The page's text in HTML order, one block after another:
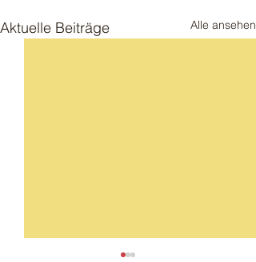
Aktuelle Beiträge Alle ansehen